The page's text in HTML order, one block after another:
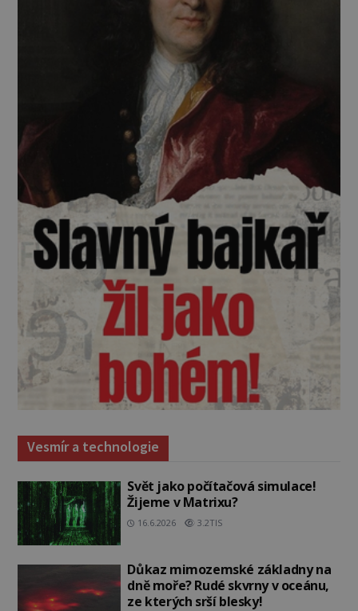
Vesmír a technologie
Svět jako počítačová simulace!
Žijeme v Matrixu?
16.6.2026 3.2TIS
Důkaz mimozemské základny na
dně moře? Rudé skvrny v oceánu,
ze kterých srší blesky!